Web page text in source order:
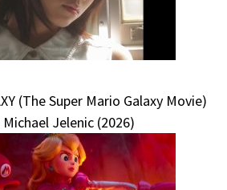
(The Super Mario Galaxy Movie)
Jelenic (2026)